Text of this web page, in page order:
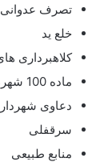
تصرف عدوانی
خلع ید
کلاهبرداری
ماده 100 شهرداری
دعاوی
سرقفلی
منابع طبیعی